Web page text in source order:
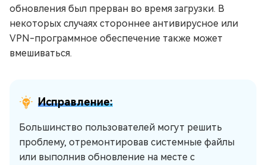
обновления был прерван во время загрузки. В
некоторых случаях стороннее антивирусное или
VPN-программное обеспечение также может
вмешиваться.
Исправление:
Большинство пользователей могут решить
проблему, отремонтировав системные файлы
или выполнив обновление на месте с